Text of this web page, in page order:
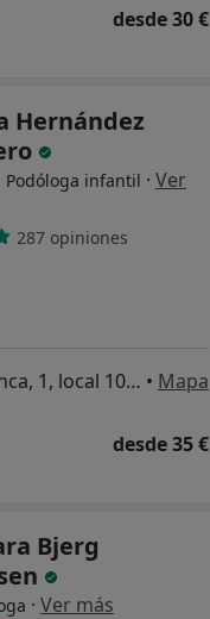
desde 30 €
Hernández
Podóloga infantil · Ver
287 opiniones
Calle Marques de Salamanca, 1, local 10, Torremolinos • Mapa
desde 35 €
Bjerg
· Ver más